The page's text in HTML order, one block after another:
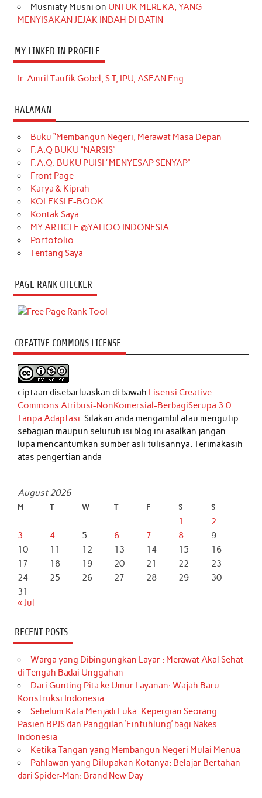
Musniaty Musni on UNTUK MEREKA, YANG
MENYISAKAN JEJAK INDAH DI BATIN
MY LINKED IN PROFILE
Ir. Amril Taufik Gobel, S.T, IPU, ASEAN Eng.
HALAMAN
Buku “Membangun Negeri, Merawat Masa Depan
F.A.Q BUKU “NARSIS”
F.A.Q. BUKU PUISI “MENYESAP SENYAP”
Front Page
Karya & Kiprah
KOLEKSI E-BOOK
Kontak Saya
MY ARTICLE @YAHOO INDONESIA
Portofolio
Tentang Saya
PAGE RANK CHECKER
CREATIVE COMMONS LICENSE
ciptaan disebarluaskan di bawah Lisensi Creative
Commons Atribusi-NonKomersial-BerbagiSerupa 3.0
Tanpa Adaptasi . Silakan anda mengambil atau mengutip
sebagian maupun seluruh isi blog ini asalkan jangan
lupa mencantumkan sumber asli tulisannya. Terimakasih
atas pengertian anda
August 2026
M T W T F S S
1
2
3
4 5 6 7 8
9
10
11 12 13 14 15
16
17
18 19 20 21 22
23
24
25 26 27 28 29
30
31
« Jul
RECENT POSTS
Warga yang Dibingungkan Layar : Merawat Akal Sehat
di Tengah Badai Unggahan
Dari Gunting Pita ke Umur Layanan: Wajah Baru
Konstruksi Indonesia
Sebelum Kata Menjadi Luka: Kepergian Seorang
Pasien BPJS dan Panggilan ‘Einfühlung’ bagi Nakes
Indonesia
Ketika Tangan yang Membangun Negeri Mulai Menua
Pahlawan yang Dilupakan Kotanya: Belajar Bertahan
dari Spider-Man: Brand New Day